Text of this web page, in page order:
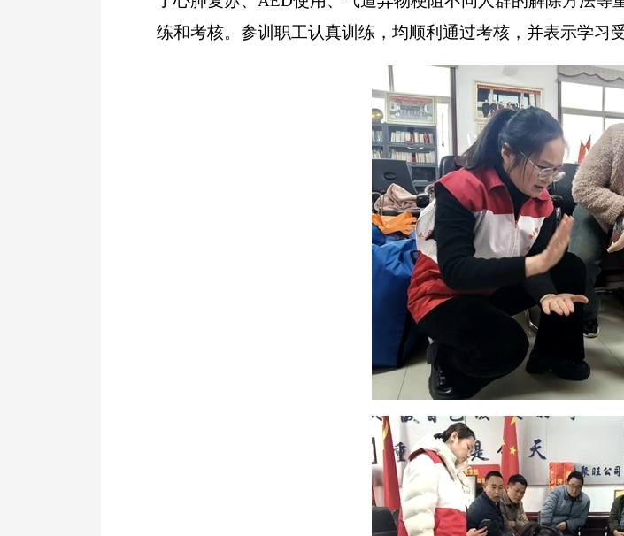
练和考核。参训职工认真训练，均顺利通过考核，并表示学习